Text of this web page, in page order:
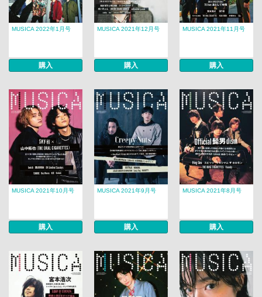
MUSICA 2022年1月号
購入
MUSICA 2021年12月号
購入
MUSICA 2021年11月号
購入
MUSICA 2021年10月号
購入
MUSICA 2021年9月号
購入
MUSICA 2021年8月号
購入